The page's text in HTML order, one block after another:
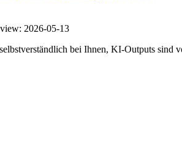
2026-05-13
bei Ihnen, KI-Outputs sind